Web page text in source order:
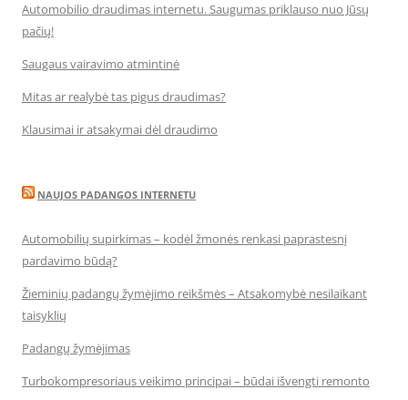
Automobilio draudimas internetu. Saugumas priklauso nuo Jūsų
pačių!
Saugaus vairavimo atmintinė
Mitas ar realybė tas pigus draudimas?
Klausimai ir atsakymai dėl draudimo
NAUJOS PADANGOS INTERNETU
Automobilių supirkimas – kodėl žmonės renkasi paprastesnį
pardavimo būdą?
Žieminių padangų žymėjimo reikšmės – Atsakomybė nesilaikant
taisyklių
Padangų žymėjimas
Turbokompresoriaus veikimo principai – būdai išvengti remonto